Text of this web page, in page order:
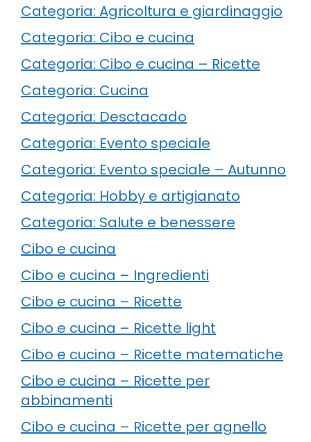
Categoria: Agricoltura e giardinaggio
Categoria: Cibo e cucina
Categoria: Cibo e cucina – Ricette
Categoria: Cucina
Categoria: Desctacado
Categoria: Evento speciale
Categoria: Evento speciale – Autunno
Categoria: Hobby e artigianato
Categoria: Salute e benessere
Cibo e cucina
Cibo e cucina – Ingredienti
Cibo e cucina – Ricette
Cibo e cucina – Ricette light
Cibo e cucina – Ricette matematiche
Cibo e cucina – Ricette per
abbinamenti
Cibo e cucina – Ricette per agnello